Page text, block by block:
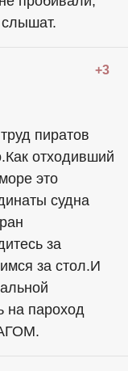
+3
пиратов
отходивший
это
судна
за
за стол.И
на пароход